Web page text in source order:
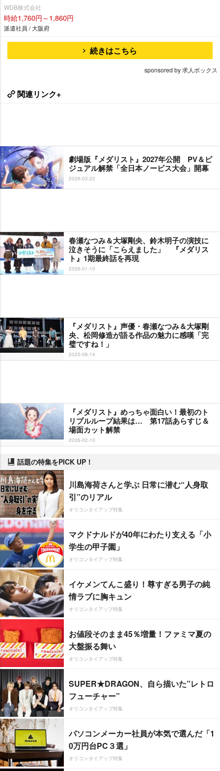
WDB株式会社
時給1,760円～1,860円
派遣社員 / 大阪府
続きはこちら
sponsored by 求人ボックス
関連リンク+
劇場版『メダリスト』2027年公開 PV＆ビ
ジュアル解禁「全日本ノービス大会」開幕
2026-03-22
春瀬なつみ＆大塚剛央、鈴木明子の演技に
泣きそうに「こらえました」 『メダリス
ト』1期最終話を再現
2026-01-10
『メダリスト』声優・春瀬なつみ＆大塚剛
央、松岡修造が語る作品の魅力に感嘆「完
璧ですね！」
2025-08-14
『メダリスト』めっちゃ面白い！最初のト
リプルループ結果は… 第17話あらすじ＆
場面カット解禁
2026-02-10
話題の特集をPICK UP！
川島海荷さんと学ぶ 日常に潜む“人身取
引”のリアル
オリコンタイアップ特集
マクドナルドが40年にわたり支える「小
学生の甲子園」
オリコンタイアップ特集
イケメンてんこ盛り！尊すぎる男子の純
情ラブに胸キュン
オリコンタイアップ特集
お値段そのまま45％増量！ファミマ夏の
大盤振る舞い
オリコンタイアップ特集
SUPER★DRAGON、自ら描いた”レトロ
フューチャー”
オリコンタイアップ特集
パソコンメーカー社員が本気で選んだ「1
0万円台PC３選」
オリコンタイアップ特集